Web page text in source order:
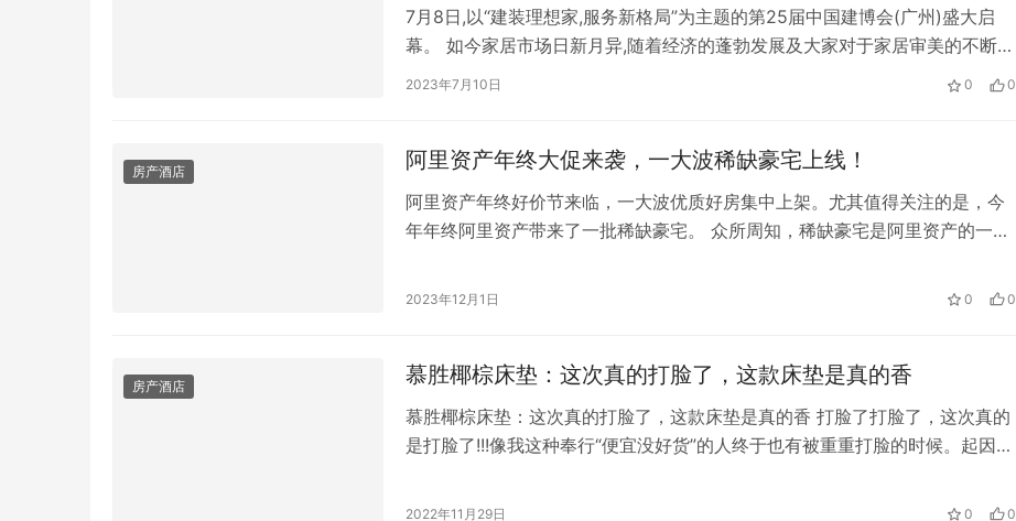
7月8日,以“建装理想家,服务新格局”为主题的第25届中国建博会(广州)盛大启
幕。 如今家居市场日新月异,随着经济的蓬勃发展及大家对于家居审美的不断提
高,行业内各大品牌也不断开辟新的赛道,不断推出新的策略和新的产品来迎接变
2023年7月10日 0 0
房产酒店 阿里资产年终大促来袭，一大波稀缺豪宅上线！
阿里资产年终好价节来临，一大波优质好房集中上架。尤其值得关注的是，今
年年终阿里资产带来了一批稀缺豪宅。 众所周知，稀缺豪宅是阿里资产的一大
有着市场稀缺供给的独特性,极具投资价值,但以往多身处深闺、知者有限,在传
2023年12月1日 0 0
房产酒店 慕胜椰棕床垫：这次真的打脸了，这款床垫是真的香
慕胜椰棕床垫：这次真的打脸了，这款床垫是真的香 打脸了打脸了，这次真的
是打脸了!!!像我这种奉行“便宜没好货”的人终于也有被重重打脸的时候。起因就
不屑一顾甚至还想赶紧给退了，但是我睡了一晚上之后就真香了，它！真的！
2022年11月29日 0 0